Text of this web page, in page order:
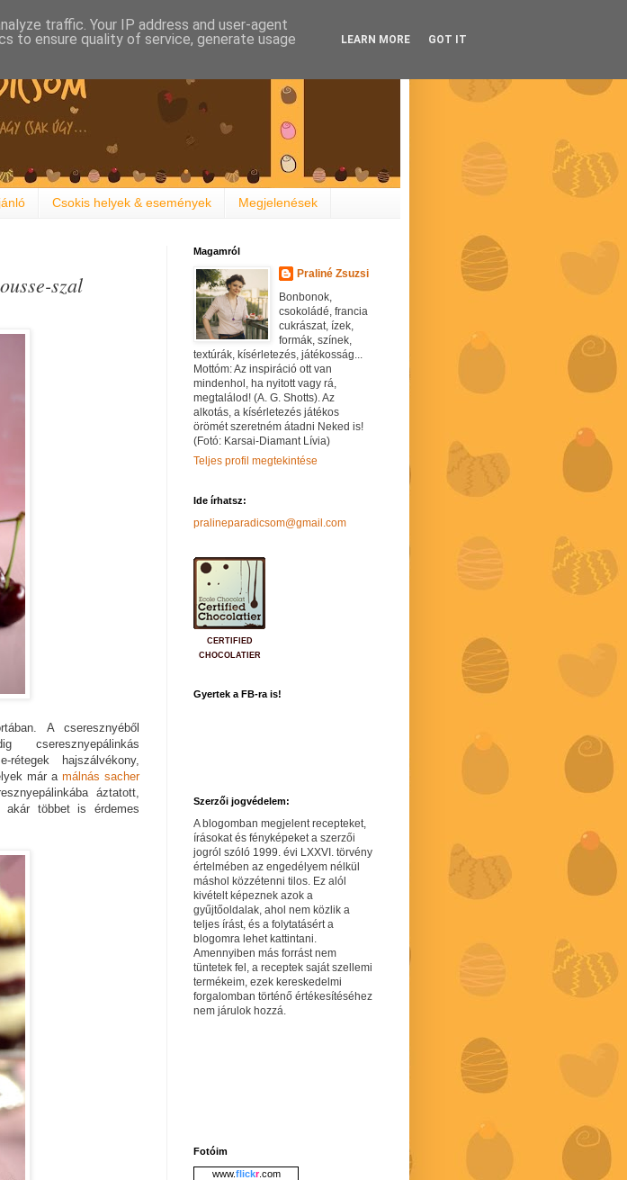
Csokis helyek & események Megjelenések
szal
A cseresznyéből
cseresznyepálinkás
hajszálvékony,
már amálnás sacher
áztatott,
akár többet is érdemes
Magamról
Praliné Zsuzsi
Bonbonok,
csokoládé, francia
cukrászat, ízek,
formák, színek,
textúrák, kísérletezés, játékosság...
Mottóm: Az inspiráció ott van
mindenhol, ha nyitott vagy rá,
megtalálod! (A. G. Shotts). Az
alkotás, a kísérletezés játékos
örömét szeretném átadni Neked is!
(Fotó: Karsai-Diamant Lívia)
Teljes profil megtekintése
Ide írhatsz:
pralineparadicsom@gmail.com
CERTIFIED
CHOCOLATIER
Gyertek a FB-ra is!
Szerzői jogvédelem:
A blogomban megjelent recepteket,
írásokat és fényképeket a szerzői
jogról szóló 1999. évi LXXVI. törvény
értelmében az engedélyem nélkül
máshol közzétenni tilos. Ez alól
kivételt képeznek azok a
gyűjtőoldalak, ahol nem közlik a
teljes írást, és a folytatásért a
blogomra lehet kattintani.
Amennyiben más forrást nem
tüntetek fel, a receptek saját szellemi
termékeim, ezek kereskedelmi
forgalomban történő értékesítéséhez
nem járulok hozzá.
Fotóim
www.flickr.com
traffic. Your IP address and user-agent
to ensure quality of service, generate usage
LEARN MORE GOT IT